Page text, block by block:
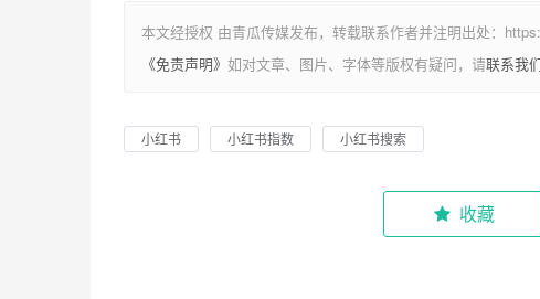
本文经授权 由青瓜传媒发布，转载联系作者并注明出处：
《免责声明》 如对文章、图片、字体等版权有疑问，请联系我
小红书 小红书指数 小红书搜索
收藏